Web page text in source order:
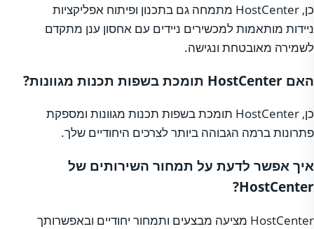
כן, HostCenter מתמחה גם בתכנון ופיתוח אפליקציות
ניידות מותאמות למכשירים ניידים עם אחסון ענן מתקדם
לשמירה מאובטחת ונגישה.
האם HostCenter תומכת בשפות תכנות מגוונות?
כן, HostCenter תומכת בשפות תכנות מגוונות ומספקת
פתרונות ברמה הגבוהה ביותר לצרכים היחודיים שלך.
איך אפשר לדעת על תמחור השירותים של
HostCenter?
HostCenter מציעה מבצעים ותמחור יחודיים ובאפשרותך